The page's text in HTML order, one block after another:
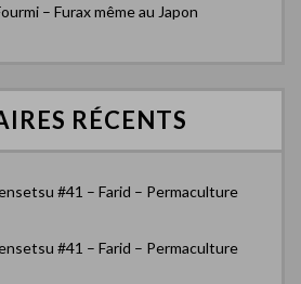
– Furax même au Japon
RÉCENTS
#41 – Farid – Permaculture
#41 – Farid – Permaculture